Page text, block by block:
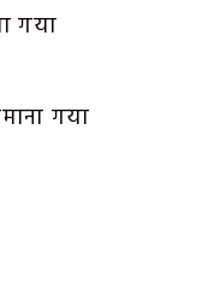
गया
गया